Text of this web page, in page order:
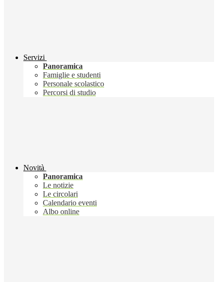
Servizi
Panoramica
Famiglie e studenti
Personale scolastico
Percorsi di studio
Novità
Panoramica
Le notizie
Le circolari
Calendario eventi
Albo online